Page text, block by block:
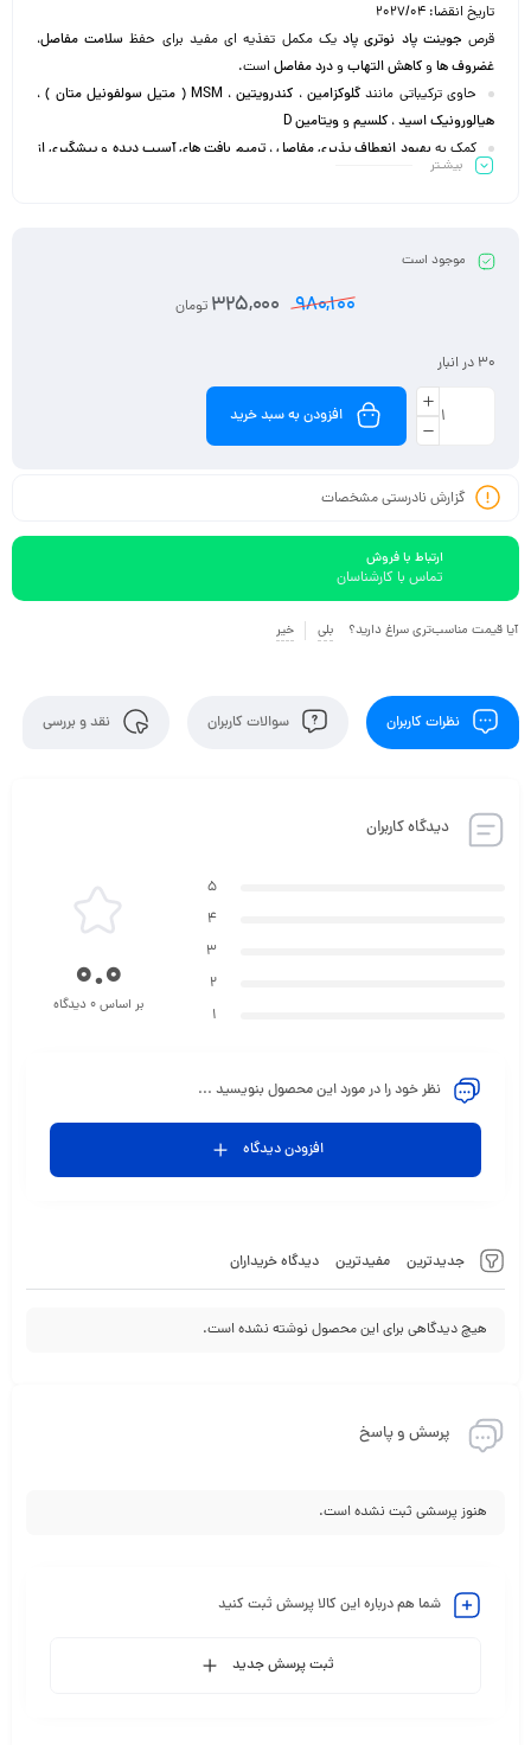
تاریخ انقضا: 2027/04
قرص جوینت پاد نوتری پادیک مکمل تغذیه ای مفید برای حفظ سلامت مفاصل،
غضروف ها وکاهش التهاب ودرد مفاصل است.
حاوی ترکیباتی مانند گلوکزامین، کندرویتین، MSM ( متیل سولفونیل متان )
،
هیالورونیک اسید، کلسیم وویتامین D
کمک به بهبود انعطاف پذیری مفاصل،ترمیم بافت های آسیب دیده وپیشگیری از
تخریب غضروف
مصرف منظم جوینت پاد میتواند به کاهش
بیشـتر
موجود است
980,100
325,000 تومان
30 در انبار
افزودن به سبد خرید
گزارش نادرستی مشخصات
ارتباط با فروش
تماس با کارشناسان
آیا قیمت مناسب‌تری سراغ دارید؟ بلی خیر
نظرات کاربران سوالات کاربران نقد و بررسی
دیدگاه کاربران
جدیدترین مفیدترین دیدگاه خریداران
هیچ دیدگاهی برای این محصول نوشته نشده است.
5
4
3
2
1
0.0
بر اساس 0 دیدگاه
نظر خود را در مورد این محصول بنویسید ...
افزودن دیدگاه
پرسش و پاسخ
هنوز پرسشی ثبت نشده است.
شما هم درباره این کالا پرسش ثبت کنید
ثبت پرسش جدید